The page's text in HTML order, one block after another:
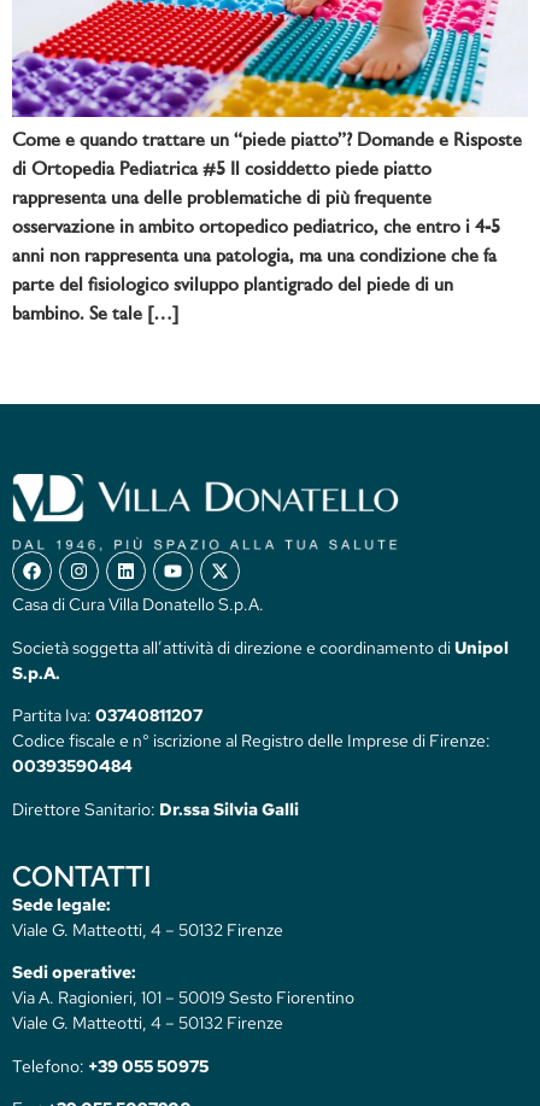
Come e quando trattare un “piede piatto”? Domande e Risposte
di Ortopedia Pediatrica #5 Il cosiddetto piede piatto
rappresenta una delle problematiche di più frequente
osservazione in ambito ortopedico pediatrico, che entro i 4-5
anni non rappresenta una patologia, ma una condizione che fa
parte del fisiologico sviluppo plantigrado del piede di un
bambino. Se tale […]
Casa di Cura Villa Donatello S.p.A.
Società soggetta all’attività di direzione e coordinamento diUnipol
S.p.A.
Partita Iva: 03740811207
Codice fiscale e n° iscrizione al Registro delle Imprese di Firenze:
00393590484
Direttore Sanitario: Dr.ssa Silvia Galli
CONTATTI
Sede legale:
Viale G. Matteotti, 4 – 50132 Firenze
Sedi operative:
Via A. Ragionieri, 101 – 50019 Sesto Fiorentino
Viale G. Matteotti, 4 – 50132 Firenze
Telefono: +39 055 50975